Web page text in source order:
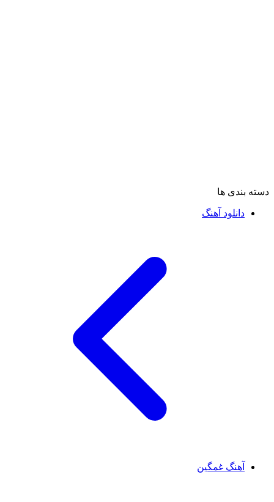
دسته بندی ها
دانلود آهنگ
آهنگ غمگین